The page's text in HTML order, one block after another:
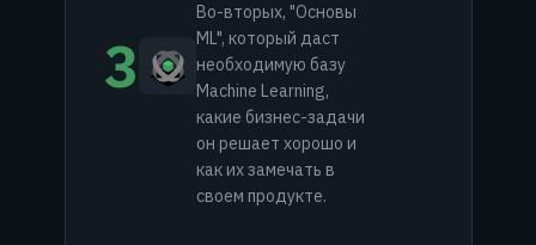
3
Во-вторых, "Основы
ML", который даст
необходимую базу
Machine Learning,
какие бизнес-задачи
он решает хорошо и
как их замечать в
своем продукте.